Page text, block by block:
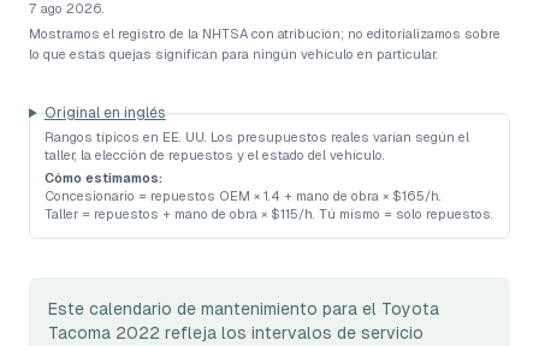
7 ago 2026.
Mostramos el registro de la NHTSA con atribución; no editorializamos sobre
lo que estas quejas significan para ningún vehículo en particular.
Original en inglés
Rangos típicos en EE. UU. Los presupuestos reales varían según el
taller, la elección de repuestos y el estado del vehículo.
Cómo estimamos:
Concesionario = repuestos OEM × 1.4 + mano de obra × $165/h
Taller = repuestos + mano de obra × $115/h Tú mismo = solo repuestos
Este calendario de mantenimiento para el Toyota
Tacoma 2022 refleja los intervalos de servicio